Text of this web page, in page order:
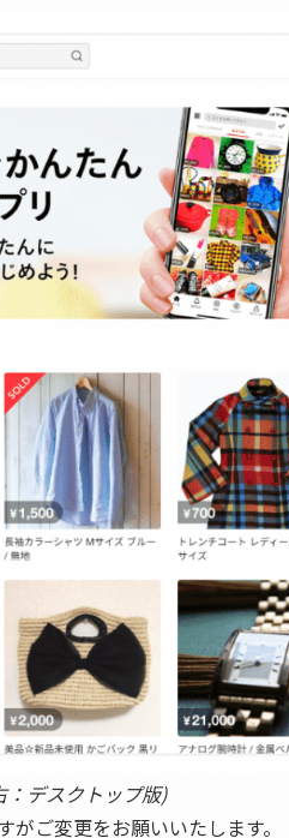
デスクトップ版)
ご変更をお願いいたします。